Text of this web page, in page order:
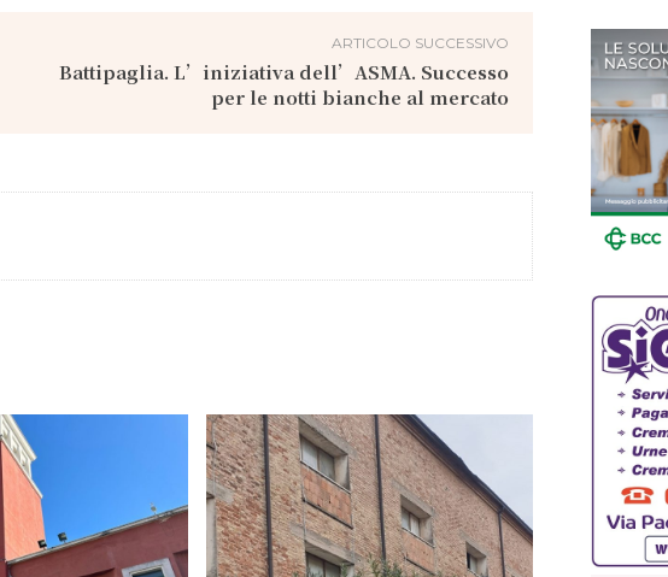
ARTICOLO SUCCESSIVO
Battipaglia. L’iniziativa dell’ASMA. Successo
per le notti bianche al mercato